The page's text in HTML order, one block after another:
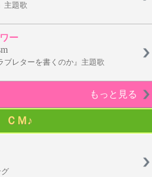
主題歌
ー
ブレターを書くのか』主題歌
もっと見る
ＣＭ♪